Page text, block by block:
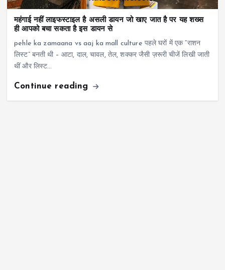
महंगाई नहीं लाइफस्टाइल है असली डायन जो खाए जात है पर यह शख्स
ही आपको बचा सकता है इस डायन से
pehle ka zamaana vs aaj ka mall culture पहले घरों में एक “राशन
लिस्ट” बनती थी – आटा, दाल, चावल, तेल, शक्कर जैसी ज़रूरी चीजें लिखी जाती
थीं और लिस्ट…
Continue reading